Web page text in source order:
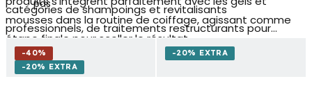
mousses dans la routine de coiffage, agissant comme
étape finale pour sceller le résultat.
pas
catégories de shampoings et revitalisants
professionnels, de traitements restructurants pour
cheveux endommagés et de produits de couleur,
construisant une routine de soin et de coiffage complète
-40%
-20% EXTRA
-20% EXTRA